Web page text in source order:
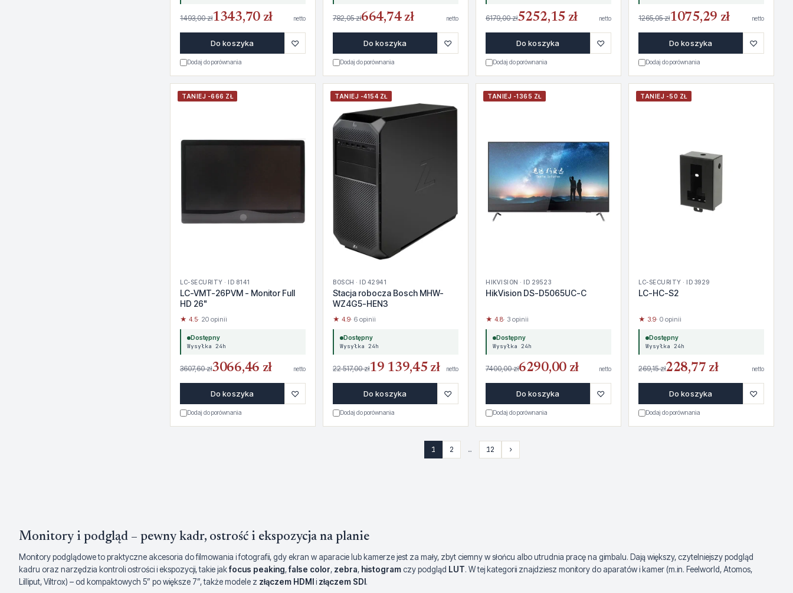
1493,00 zł1343,70 zł netto
Do koszyka ♡
Dodaj do porównania
782,05 zł664,74 zł netto
Do koszyka ♡
Dodaj do porównania
6179,00 zł5252,15 zł netto
Do koszyka ♡
Dodaj do porównania
1265,05 zł1075,29 zł netto
Do koszyka ♡
Dodaj do porównania
TANIEJ -666 ZŁ
LC-SECURITY · ID 8141
LC-VMT-26PVM - Monitor Full
HD 26"
★ 4.5· 20 opinii
Dostępny
Wysyłka 24h
3607,60 zł3066,46 zł netto
Do koszyka ♡
Dodaj do porównania
TANIEJ -4154 ZŁ
BOSCH · ID 42941
Stacja robocza Bosch MHW-
WZ4G5-HEN3
★ 4.9· 6 opinii
Dostępny
Wysyłka 24h
22 517,00 zł19 139,45 zł netto
Do koszyka ♡
Dodaj do porównania
TANIEJ -1365 ZŁ
HIKVISION · ID 29523
HikVision DS-D5065UC-C
★ 4.8· 3 opinii
Dostępny
Wysyłka 24h
7400,00 zł6290,00 zł netto
Do koszyka ♡
Dodaj do porównania
TANIEJ -50 ZŁ
LC-SECURITY · ID 3929
LC-HC-S2
★ 3.9· 0 opinii
Dostępny
Wysyłka 24h
269,15 zł228,77 zł netto
Do koszyka ♡
Dodaj do porównania
1 2 … 12 ›
Monitory i podgląd – pewny kadr, ostrość i ekspozycja na planie
Monitory podglądowe to praktyczne akcesoria do filmowania i fotografii, gdy ekran w aparacie lub kamerze jest za mały, zbyt ciemny w słońcu albo utrudnia pracę na gimbalu. Dają większy, czytelniejszy podgląd
kadru oraz narzędzia kontroli ostrości i ekspozycji, takie jakfocus peaking,false color, zebra, histogram czy podgląd LUT. W tej kategorii znajdziesz monitory do aparatów i kamer (m.in. Feelworld, Atomos,
Lilliput, Viltrox) – od kompaktowych 5” po większe 7”, także modele z złączem HDMI i złączem SDI .